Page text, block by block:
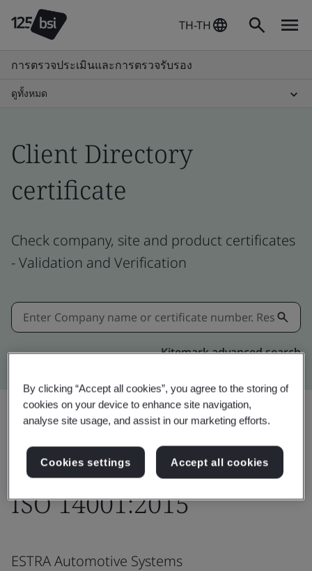
TH-TH
การตรวจประเมินและการตรวจรับรอง
ดูทั้งหมด
Client Directory
certificate
Check company, site and product certificates
- Validation and Verification
Kitemark advanced search
ISO 14001:2015
ESTRA Automotive Systems
By clicking “Accept all cookies”, you agree to the storing of
cookies on your device to enhance site navigation,
analyse site usage, and assist in our marketing efforts.
Cookies settings Accept all cookies